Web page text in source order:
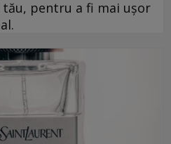
pentru a fi mai ușor